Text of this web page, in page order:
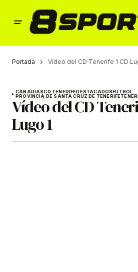
Portada Vídeo del CD Tenerife 1 CD
CANARIASCD TENERIFEDESTACADOSFÚTBOL
PROVINCIA DE SANTA CRUZ DE TENERIFE
Vídeo del CD
Lugo 1